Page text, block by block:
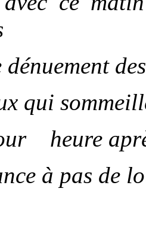
qui
heure
à pas de